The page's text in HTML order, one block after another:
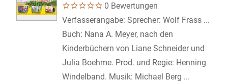
0 Bewertungen
Suche nach diesem Verfasser
Verfasserangabe: Sprecher: Wolf Frass ...
Buch: Nana A. Meyer, nach den
Kinderbüchern von Liane Schneider und
Julia Boehme. Prod. und Regie: Henning
Windelband. Musik: Michael Berg ...